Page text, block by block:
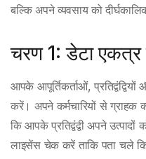
बल्कि अपने व्यवसाय को
चरण 1: डेटा
आपके आपूर्तिकर्ताओं,
करें। अपने कर्मचारियों से ग्राहक
कि आपके प्रतिद्वंद्वी अपने
लाइसेंस चेक करें ताकि पता चले